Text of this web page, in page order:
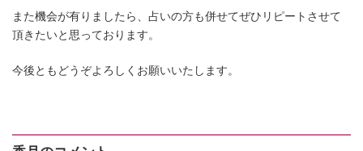
また機会が有りましたら、占いの方も併せてぜひリピートさせて
頂きたいと思っております。
今後ともどうぞよろしくお願いいたします。